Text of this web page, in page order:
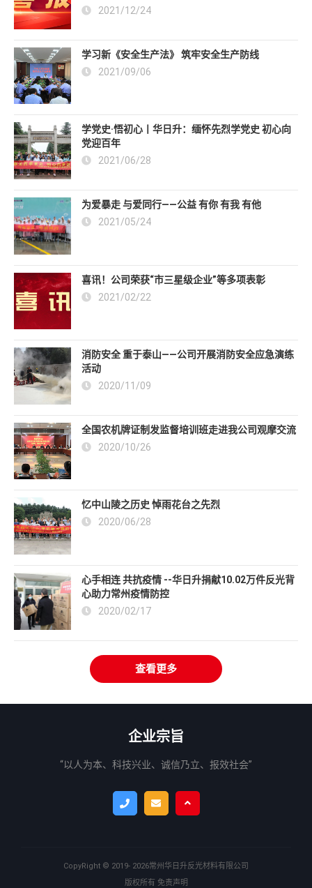
2021/12/24
学习新《安全生产法》 筑牢安全生产防线
2021/09/06
学党史·悟初心丨华日升：缅怀先烈学党史 初心向
党迎百年
2021/06/28
为爱暴走 与爱同行——公益 有你 有我 有他
2021/05/24
喜讯！公司荣获“市三星级企业”等多项表彰
2021/02/22
消防安全 重于泰山——公司开展消防安全应急演练
活动
2020/11/09
全国农机牌证制发监督培训班走进我公司观摩交流
2020/10/26
忆中山陵之历史 悼雨花台之先烈
2020/06/28
心手相连 共抗疫情 --华日升捐献10.02万件反光背
心助力常州疫情防控
2020/02/17
查看更多
企业宗旨
“以人为本、科技兴业、诚信乃立、报效社会”
CopyRight © 2019- 2026常州华日升反光材料有限公司
版权所有 免责声明